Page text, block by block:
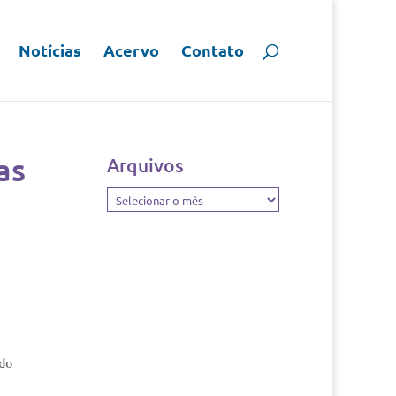
Notícias Acervo Contato
Arquivos
Arquivos